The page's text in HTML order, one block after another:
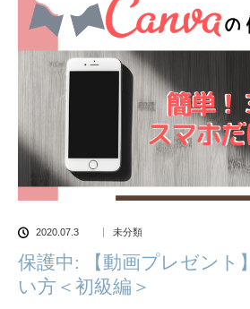
2020.07.3 未分類
保護中: 【動画プレゼント
い方＜初級編＞